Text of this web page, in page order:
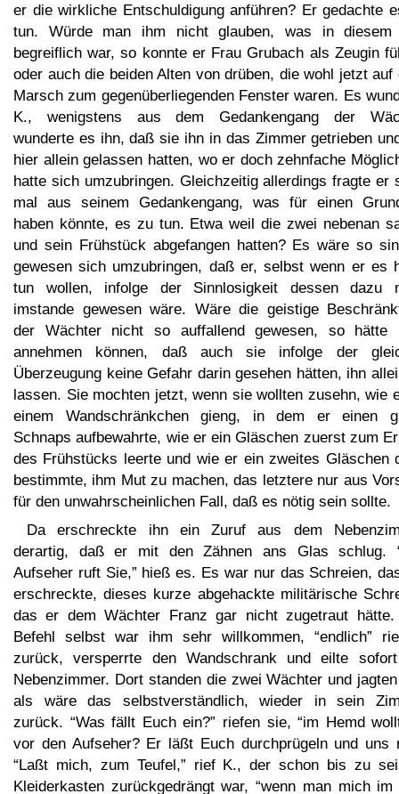
er die wirkliche Entschuldigung anführen? Er gedachte
tun. Würde man ihm nicht glauben, was in diesem
begreiflich war, so konnte er Frau Grubach als Zeugin
oder auch die beiden Alten von drüben, die wohl jetzt auf
Marsch zum gegenüberliegenden Fenster waren. Es
K., wenigstens aus dem Gedankengang der
wunderte es ihn, daß sie ihn in das Zimmer getrieben
hier allein gelassen hatten, wo er doch zehnfache
hatte sich umzubringen. Gleichzeitig allerdings fragte er
mal aus seinem Gedankengang, was für einen
haben könnte, es zu tun. Etwa weil die zwei nebenan
und sein Frühstück abgefangen hatten? Es wäre so
gewesen sich umzubringen, daß er, selbst wenn er es
tun wollen, infolge der Sinnlosigkeit dessen dazu
imstande gewesen wäre. Wäre die geistige
der Wächter nicht so auffallend gewesen, so hätte
annehmen können, daß auch sie infolge der
Überzeugung keine Gefahr darin gesehen hätten, ihn
lassen. Sie mochten jetzt, wenn sie wollten zusehn, wie
einem Wandschränkchen gieng, in dem er einen
Schnaps aufbewahrte, wie er ein Gläschen zuerst zum
des Frühstücks leerte und wie er ein zweites Gläschen
bestimmte, ihm Mut zu machen, das letztere nur aus
für den unwahrscheinlichen Fall, daß es nötig sein sollte.
Da erschreckte ihn ein Zuruf aus dem
derartig, daß er mit den Zähnen ans Glas schlug.
Aufseher ruft Sie,” hieß es. Es war nur das Schreien,
erschreckte, dieses kurze abgehackte militärische
das er dem Wächter Franz gar nicht zugetraut hätte.
Befehl selbst war ihm sehr willkommen, “endlich”
zurück, versperrte den Wandschrank und eilte
Nebenzimmer. Dort standen die zwei Wächter und
als wäre das selbstverständlich, wieder in sein
zurück. “Was fällt Euch ein?” riefen sie, “im Hemd
vor den Aufseher? Er läßt Euch durchprügeln und uns
“Laßt mich, zum Teufel,” rief K., der schon bis zu
Kleiderkasten zurückgedrängt war, “wenn man mich im